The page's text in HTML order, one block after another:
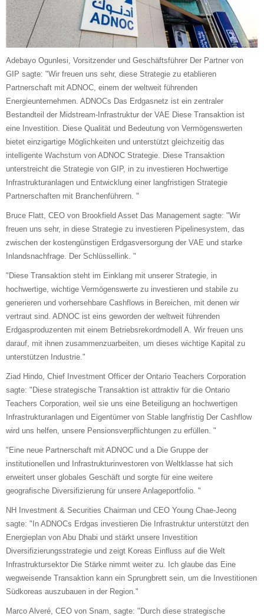
Adebayo Ogunlesi, Vorsitzender und Geschäftsführer Der Partner von
GIP sagte: "Wir freuen uns sehr, diese Strategie zu etablieren
Partnerschaft mit ADNOC, einem der weltweit führenden
Energieunternehmen. ADNOCs Das Erdgasnetz ist ein zentraler
Bestandteil der Midstream-Infrastruktur der VAE Diese Transaktion ist
eine Investition. Diese Qualität und Bedeutung von Vermögenswerten
bietet einzigartige Möglichkeiten und unterstützt gleichzeitig das
intelligente Wachstum von ADNOC Strategie. Diese Transaktion
unterstreicht die Strategie von GIP, in zu investieren Hochwertige
Infrastrukturanlagen und Entwicklung einer langfristigen Strategie
Partnerschaften mit Branchenführern. "
Bruce Flatt, CEO von Brookfield Asset Das Management sagte: "Wir
freuen uns sehr, in diese Strategie zu investieren Pipelinesystem, das
zwischen der kostengünstigen Erdgasversorgung der VAE und starke
Inlandsnachfrage. Der Schlüssellink. "
"Diese Transaktion steht im Einklang mit unserer Strategie, in
hochwertige, wichtige Vermögenswerte zu investieren und stabile zu
generieren und vorhersehbare Cashflows in Bereichen, mit denen wir
vertraut sind. ADNOC ist eins geworden der weltweit führenden
Erdgasproduzenten mit einem Betriebsrekordmodell A. Wir freuen uns
darauf, mit ihnen zusammenzuarbeiten, um dieses wichtige Kapital zu
unterstützen Industrie."
Ziad Hindo, Chief Investment Officer der Ontario Teachers Corporation
sagte: "Diese strategische Transaktion ist attraktiv für die Ontario
Teachers Corporation, weil sie uns eine Beteiligung an hochwertigen
Infrastrukturanlagen und Eigentümer von Stable langfristig Der Cashflow
wird uns helfen, unsere Pensionsverpflichtungen zu erfüllen. "
"Eine neue Partnerschaft mit ADNOC und a Die Gruppe der
institutionellen und Infrastrukturinvestoren von Weltklasse hat sich
erweitert unser globales Geschäft und sorgte für eine weitere
geografische Diversifizierung für unsere Anlageportfolio. "
NH Investment & Securities Chairman und CEO Young Chae-Jeong
sagte: "In ADNOCs Erdgas investieren Die Infrastruktur unterstützt den
Energieplan von Abu Dhabi und stärkt unsere Investition
Diversifizierungsstrategie und zeigt Koreas Einfluss auf die Welt
Infrastruktursektor Die Stärke nimmt weiter zu. Ich glaube das Eine
wegweisende Transaktion kann ein Sprungbrett sein, um die Investitionen
Südkoreas auszubauen in der Region."
Marco Alveré, CEO von Snam, sagte: "Durch diese strategische